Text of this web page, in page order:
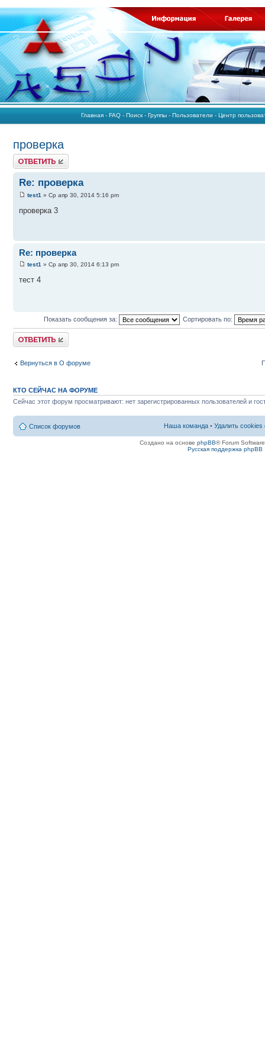
Главная - FAQ - Поиск - Группы - Пользователи - Центр
проверка
Ответить
Re: проверка
test1 » Ср апр 30, 2014 5:16 pm
проверка 3
Re: проверка
test1 » Ср апр 30, 2014 6:13 pm
тест 4
Показать сообщения за: Сортировать по:
Ответить
Вернуться в О форуме
КТО СЕЙЧАС НА ФОРУМЕ
Сейчас этот форум просматривают: нет зарегистрированных пользователей и
Список форумов Наша команда • Удалить
Создано на основе phpBB® Forum
Русская поддержка phpBB